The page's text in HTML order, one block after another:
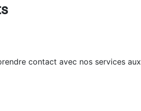
contact avec nos services aux